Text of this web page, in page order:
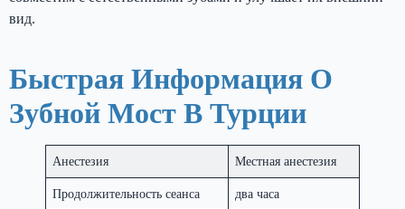
вид.
Быстрая Информация О
Зубной Мост В Турции
Анестезия Местная анестезия
Продолжительность сеанса два часа